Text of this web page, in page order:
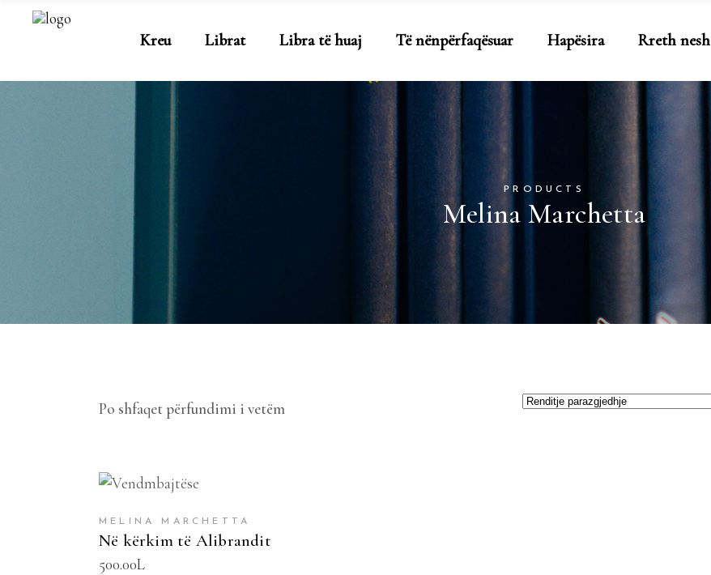
Kreu Librat Libra të huaj Të nënpërfaqësuar Hapësira Rreth nesh
PRODUCTS
Melina Marchetta
Po shfaqet përfundimi i vetëm
SHTOJE NË SHPORTË
MELINA MARCHETTA
Në kërkim të Alibrandit
500.00L